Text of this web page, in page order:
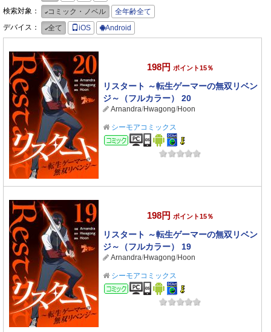
検索対象：
コミック・ノベル
全年齢全て
デバイス：
全て iOS Android
198円 ポイント15％
リスタート ～転生ゲーマーの無双リベン
ジ～（フルカラー） 20
Arnandra/Hwagong/Hoon
シーモアコミックス
コミック
198円 ポイント15％
リスタート ～転生ゲーマーの無双リベン
ジ～（フルカラー） 19
Arnandra/Hwagong/Hoon
シーモアコミックス
コミック